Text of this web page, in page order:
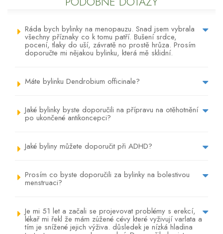
Ráda bych bylinky na menopauzu. Snad jsem vybrala
všechny příznaky co k tomu patří. Bušení srdce,
pocení, tlaky do uší, závratě no prostě hrůza. Prosím
doporučte mi nějakou bylinku, která mě sklidní.
Máte bylinku Dendrobium officinale?
Jaké bylinky byste doporučili na přípravu na otěhotnění
po ukončené antikoncepci?
Jaké byliny můžete doporučit při ADHD?
Prosím co byste doporučili za bylinky na bolestivou
menstruaci?
Je mi 51 let a začali se projevovat problémy s erekcí,
lékař mi řekl že mám zúžené cévy které vyživují varlata a
tím je snížené jejich výživa. důsledek je nízká hladina